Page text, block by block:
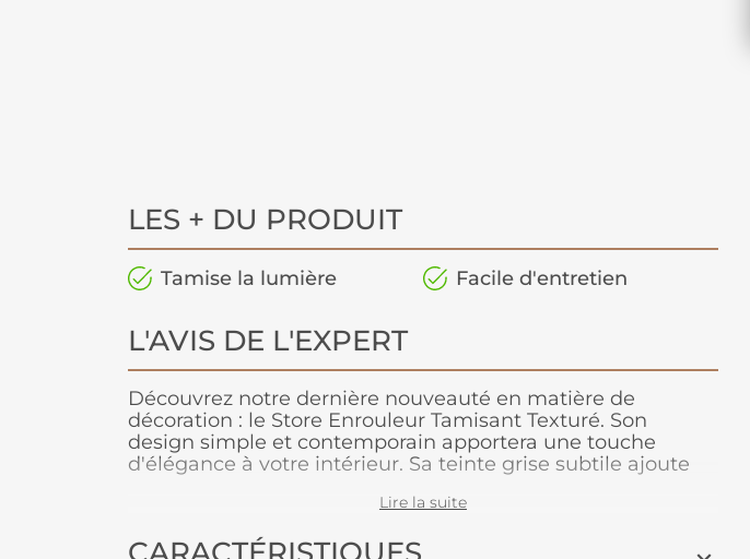
LES + DU PRODUIT
Tamise la lumière Facile d'entretien
L'AVIS DE L'EXPERT
Découvrez notre dernière nouveauté en matière de
décoration : le Store Enrouleur Tamisant Texturé. Son
design simple et contemporain apportera une touche
d'élégance à votre intérieur. Sa teinte grise subtile ajoute
différent style de décor. Avec ses dimensions, ce store vous
luminosité de votre espace. Fabriqué à partir de 100%
Lire la suite